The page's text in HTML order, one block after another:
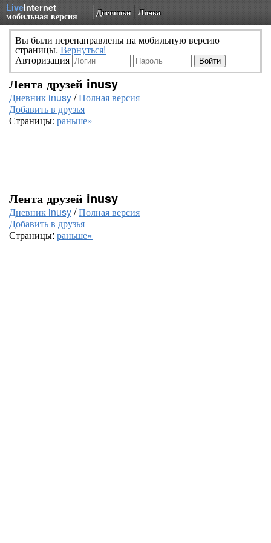
LiveInternet
мобильная версия Дневники Личка
Вы были перенаправлены на мобильную версию
страницы. Вернуться!
Авторизация
Лента друзей inusy
Дневник inusy/Полная версия
Добавить в друзья
Страницы: раньше»
Лента друзей inusy
Дневник inusy/Полная версия
Добавить в друзья
Страницы: раньше»